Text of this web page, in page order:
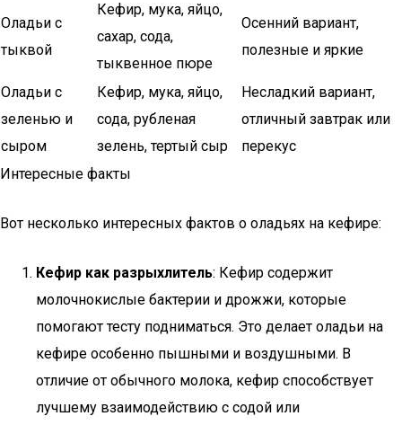
Оладьи с
тыквой
Кефир, мука, яйцо,
сахар, сода,
тыквенное пюре
Осенний вариант,
полезные и яркие
Оладьи с
зеленью и
сыром
Кефир, мука, яйцо,
сода, рубленая
зелень, тертый сыр
Несладкий вариант,
отличный завтрак или
перекус
Интересные факты
Вот несколько интересных фактов о оладьях на кефире:
Кефир как разрыхлитель: Кефир содержит
молочнокислые бактерии и дрожжи, которые
помогают тесту подниматься. Это делает оладьи на
кефире особенно пышными и воздушными. В
отличие от обычного молока, кефир способствует
лучшему взаимодействию с содой или